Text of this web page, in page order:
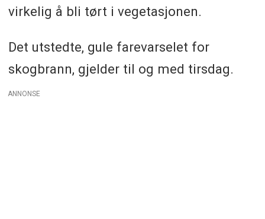
virkelig å bli tørt i vegetasjonen.
Det utstedte, gule farevarselet for
skogbrann, gjelder til og med tirsdag.
ANNONSE